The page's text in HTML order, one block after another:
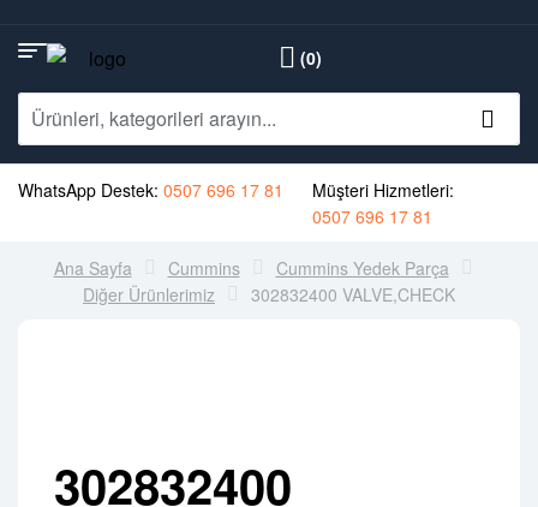
(0)
WhatsApp Destek: 0507 696 17 81
Müşteri Hizmetleri:
0507 696 17 81
Ana Sayfa Cummins
Cummins Yedek Parça
Diğer Ürünlerimiz
302832400 VALVE,CHECK
302832400